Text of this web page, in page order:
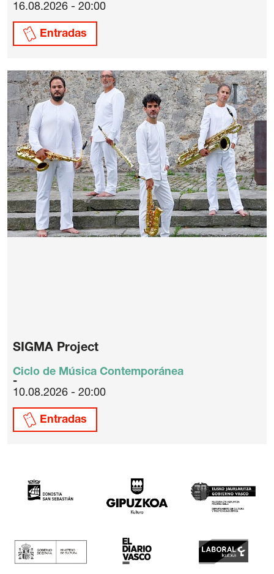
16.08.2026 - 20:00
Entradas
SIGMA Project
Ciclo de Música Contemporánea
10.08.2026 - 20:00
Entradas